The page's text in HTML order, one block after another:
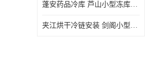
蓬安药品冷库 芦山小型冻库安装 报价表
夹江烘干冷链安装 剑阁小型冷库安装 设计方案